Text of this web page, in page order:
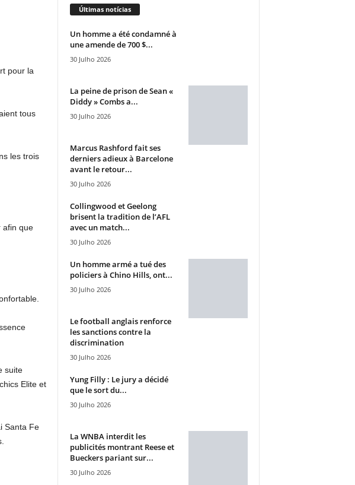
pour la
tous
les trois
afin que
suite
Elite et
Santa Fe
Últimas notícias
Un homme a été condamné à
une amende de 700 $...
30 Julho 2026
La peine de prison de Sean «
Diddy » Combs a...
30 Julho 2026
Marcus Rashford fait ses
derniers adieux à Barcelone
avant le retour...
30 Julho 2026
Collingwood et Geelong
brisent la tradition de l’AFL
avec un match...
30 Julho 2026
Un homme armé a tué des
policiers à Chino Hills, ont...
30 Julho 2026
Le football anglais renforce
les sanctions contre la
discrimination
30 Julho 2026
Yung Filly : Le jury a décidé
que le sort du...
30 Julho 2026
La WNBA interdit les
publicités montrant Reese et
Bueckers pariant sur...
30 Julho 2026